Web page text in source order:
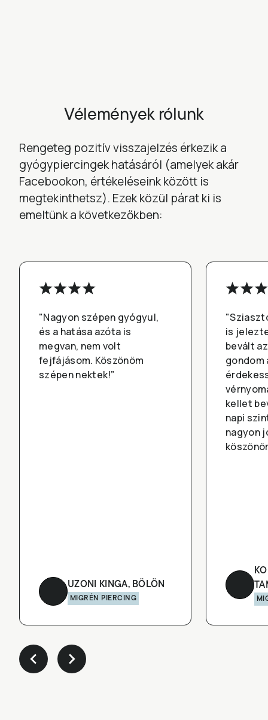
Vélemények rólunk
Rengeteg pozitív visszajelzés érkezik a
gyógypiercingek hatásáról (amelyek akár
Facebookon, értékeléseink között is
megtekinthetsz). Ezek közül párat ki is
emeltünk a következőkben:
"Nagyon szépen gyógyul,
és a hatása azóta is
megvan, nem volt
fejfájásom. Köszönöm
szépen nektek!”
UZONI KINGA, BÖLÖN
MIGRÉN PIERCING
is
bevált
gondom
kellet
napi
nagyon